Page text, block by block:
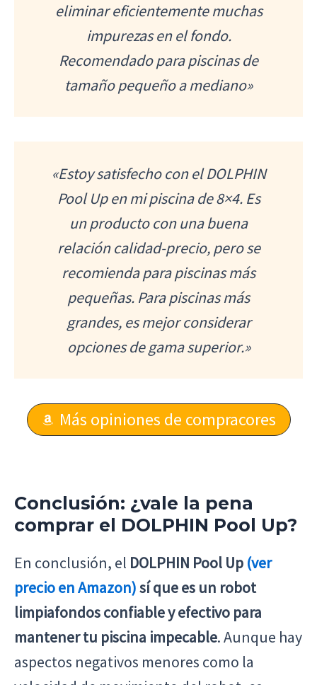
eliminar eficientemente muchas
impurezas en el fondo.
Recomendado para piscinas de
tamaño pequeño a mediano»
«Estoy satisfecho con el DOLPHIN
Pool Up en mi piscina de 8×4. Es
un producto con una buena
relación calidad-precio, pero se
recomienda para piscinas más
pequeñas. Para piscinas más
grandes, es mejor considerar
opciones de gama superior.»
Más opiniones de compracores
Conclusión: ¿vale la pena
comprar el DOLPHIN Pool Up?
En conclusión, el DOLPHIN Pool Up (ver
precio en Amazon)sí que es un robot
limpiafondos confiable y efectivo para
mantener tu piscina impecable. Aunque hay
aspectos negativos menores como la